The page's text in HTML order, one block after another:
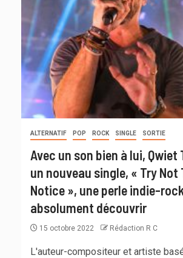
ALTERNATIF POP ROCK SINGLE SORTIE
Avec un son bien à lui, Qwiet
un nouveau single, « Try Not
Notice », une perle indie-
absolument découvrir
15 octobre 2022 Rédaction R C
L'auteur-compositeur et artiste